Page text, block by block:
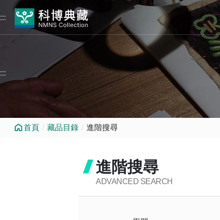
跳到中央內容區塊
:::
:::
首頁 藏品目錄 進階搜尋
進階搜尋
ADVANCED SEARCH